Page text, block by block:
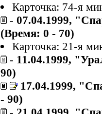
Карточка: 74-я
- 07.04.1999,
(Время: 0 - 70)
Карточка: 21-я
- 11.04.1999,
90)
17.04.1999,
- 90)